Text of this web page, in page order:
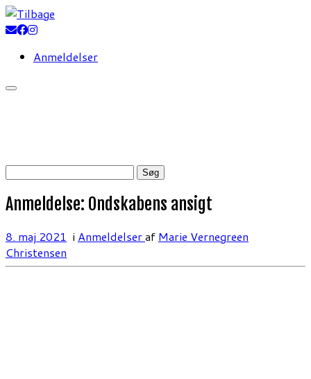
Fortsæt
til
Anmeldelser
Søg
Anmeldelse: Ondskabens ansigt
8. maj 2021 i Anmeldelseraf Marie Vernegreen
Christensen